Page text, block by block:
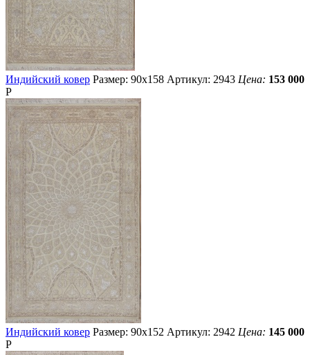
Индийский ковер Размер: 90х158 Артикул: 2943 Цена: 153 000
Р
Индийский ковер Размер: 90х152 Артикул: 2942 Цена: 145 000
Р